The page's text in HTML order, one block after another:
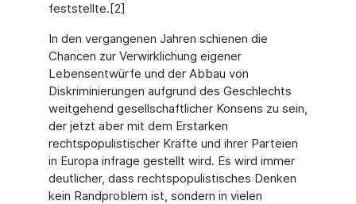
feststellte.[2]
In den vergangenen Jahren schienen die
Chancen zur Verwirklichung eigener
Lebensent­würfe und der Abbau von
Diskriminierungen aufgrund des Geschlechts
weitgehend gesell­schaftlicher Konsens zu sein,
der jetzt aber mit dem Erstarken
rechtspopulistischer Kräfte und ihrer Parteien
in Europa infrage gestellt wird. Es wird immer
deutlicher, dass rechtspo­pulistisches Denken
kein Randproblem ist, sondern in vielen